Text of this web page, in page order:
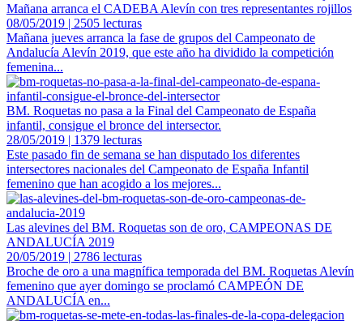
Mañana arranca el CADEBA Alevín con tres representantes rojillos
08/05/2019 | 2505 lecturas
Mañana jueves arranca la fase de grupos del Campeonato de
Andalucía Alevín 2019, que este año ha dividido la competición
femenina...
BM. Roquetas no pasa a la Final del Campeonato de España
infantil, consigue el bronce del intersector.
28/05/2019 | 1379 lecturas
Este pasado fin de semana se han disputado los diferentes
intersectores nacionales del Campeonato de España Infantil
femenino que han acogido a los mejores...
Las alevines del BM. Roquetas son de oro, CAMPEONAS DE
ANDALUCÍA 2019
20/05/2019 | 2786 lecturas
Broche de oro a una magnífica temporada del BM. Roquetas Alevín
femenino que ayer domingo se proclamó CAMPEÓN DE
ANDALUCÍA en...